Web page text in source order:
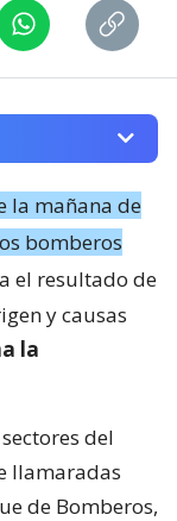
la mañana de
bomberos
el resultado de
y causas
la
del
llamaradas
de Bomberos,